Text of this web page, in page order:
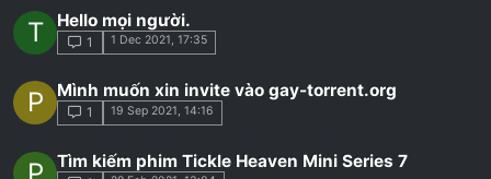
T Hello mọi người.
1 1 Dec 2021, 17:35
P Mình muốn xin invite vào gay-torrent.org
1 19 Sep 2021, 14:16
P Tìm kiếm phim Tickle Heaven Mini Series 7